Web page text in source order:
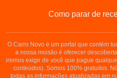
Como parar de
O Carro Novo é um portal que contém
a nossa missão é oferecer
iremos exigir de você que pague
conteúdos). Somos 100% gratuitos.
todas as informações atualizadas em